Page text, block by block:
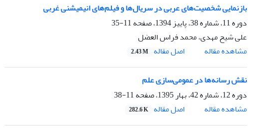
بازنمایى شخصیت‌های عربى در سریال‌ها و فیلم‌هاى انیمیشنى غربى
دوره 11، شماره 38، پاییز 1394، صفحه
11-35
علی شیح مهدی، محمد فراس العضل
مشاهده مقاله
اصل مقاله 2.43 M
نقش رسانه‌ها در عمومی‌سازی علم
دوره 12، شماره 42، بهار 1395، صفحه
11-38
مشاهده مقاله
اصل مقاله 282.6 K